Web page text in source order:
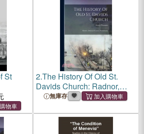
St
2.The History Of Old St.
Davids Church: Radnor,
Delaware County,
無庫存